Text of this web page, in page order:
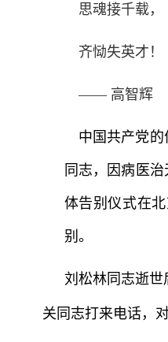
思魂接千载，
齐恸失英才！
—— 高智辉
中国共产党
同志，因病医
体告别仪式在
别。
刘松林同志逝
关同志打来电话，